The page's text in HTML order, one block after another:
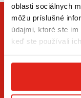
oblasti sociálnych
môžu príslušné
údajmi, ktoré ste
keď ste používali